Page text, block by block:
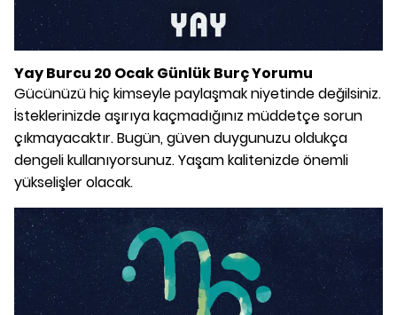
Yay Burcu 20 Ocak Günlük Burç Yorumu
Gücünüzü hiç kimseyle paylaşmak niyetinde değilsiniz.
İsteklerinizde aşırıya kaçmadığınız müddetçe sorun
çıkmayacaktır. Bugün, güven duygunuzu oldukça
dengeli kullanıyorsunuz. Yaşam kalitenizde önemli
yükselişler olacak.